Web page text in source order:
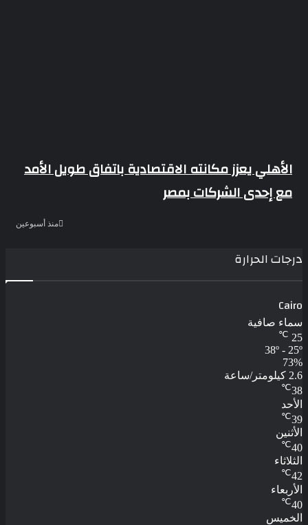
الأهلي يعزز مكانته الاقتصادية باتفاق طويل الأمد
مع إحدى الشركات بمصر
منذ أسبوعين
درجات الحرارة
Cairo
سماء صافية
25
℃
38º - 25º
73%
2.6 كيلومتر/ساعة
38
℃
الأحد
39
℃
الأثنين
40
℃
الثلاثاء
42
℃
الأربعاء
40
℃
الخميس